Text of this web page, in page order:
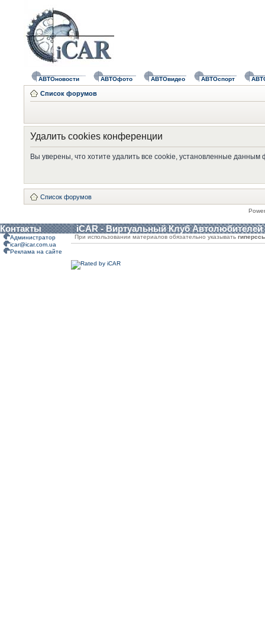
АВТОновости АВТОфото АВТОвидео АВТОспорт
Список форумов
Удалить cookies конференции
Вы уверены, что хотите удалить все cookie, установленные
Список форумов
Контакты iCAR - Виртуальный Клуб Автолюбителей
Администратор
icar@icar.com.ua
Реклама на сайте
При использовании материалов обязательно указывать